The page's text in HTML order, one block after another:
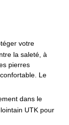
votre
la saleté, à
pierres
Le
dans le
UTK pour